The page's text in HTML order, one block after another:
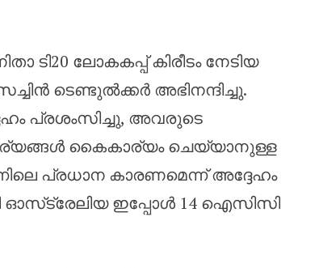
കൊണ്ടുവരുന്നു:
ലോകകപ്പ് കിരീടം നേടിയ
ടെണ്ടുൽക്കർ അഭിനന്ദിച്ചു.
പ്രശംസിച്ചു, അവരുടെ
കൈകാര്യം ചെയ്യാനുള്ള
പ്രധാന കാരണമെന്ന് അദ്ദേഹം
ഓസ്‌ട്രേലിയ ഇപ്പോൾ 14 ഐസിസി